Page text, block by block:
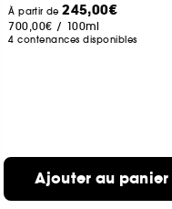
À partir de245,00€
700,00€ / 100ml
4 contenances disponibles
Ajouter au panier